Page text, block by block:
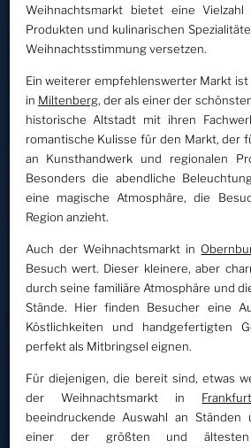
Weihnachtsmarkt bietet eine
Produkten und kulinarischen
Weihnachtsstimmung versetzen.
Ein weiterer empfehlenswerter Markt
in Miltenberg, der als einer der
historische Altstadt mit ihren
romantische Kulisse für den Markt, der
an Kunsthandwerk und regionalen
Besonders die abendliche
eine magische Atmosphäre, die
Region anzieht.
Auch der Weihnachtsmarkt in
Besuch wert. Dieser kleinere, aber
durch seine familiäre Atmosphäre und
Stände. Hier finden Besucher eine
Köstlichkeiten und handgefertigten
perfekt als Mitbringsel eignen.
Für diejenigen, die bereit sind, etwas
der Weihnachtsmarkt in
beeindruckende Auswahl an Ständen
einer der größten und ältesten